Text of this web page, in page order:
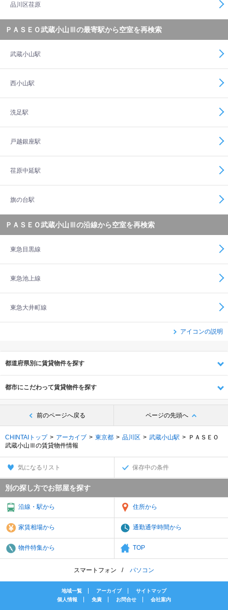
品川区荏原
ＰＡＳＥＯ武蔵小山Ⅲの最寄駅から空室を再検索
武蔵小山駅
西小山駅
洗足駅
戸越銀座駅
荏原中延駅
旗の台駅
ＰＡＳＥＯ武蔵小山Ⅲの沿線から空室を再検索
東急目黒線
東急池上線
東急大井町線
アイコンの説明
都道府県別に賃貸物件を探す
都市にこだわって賃貸物件を探す
前のページへ戻る ページの先頭へ
CHINTAIトップ アーカイブ 東京都 品川区 武蔵小山駅
ＰＡＳＥＯ
武蔵小山Ⅲの賃貸物件情報
気になるリスト 保存中の条件
別の探し方でお部屋を探す
沿線・駅から 住所から
家賃相場から 通勤通学時間から
物件特集から TOP
スマートフォン パソコン
地域一覧 アーカイブ
サイトマップ
個人情報
免責 お問合せ 会社案内